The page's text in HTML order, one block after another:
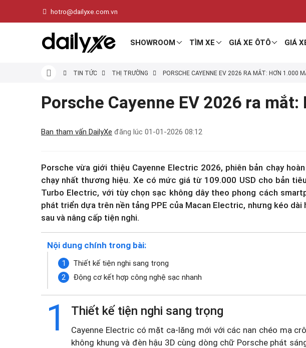
hotro@dailyxe.com.vn
SHOWROOM TÌM XE GIÁ XE ÔTÔ GIÁ
TIN TỨC THỊ TRƯỜNG PORSCHE CAYENNE EV 2026 RA MẮT: HƠN 1.000
Porsche Cayenne EV 2026 ra
Ban tham vấn DailyXe đăng lúc 01-01-2026 08:12
Porsche vừa giới thiệu Cayenne Electric 2026, phiên bản chạy
chạy nhất thương hiệu. Xe có mức giá từ 109.000 USD cho bản
Turbo Electric, với tùy chọn sạc không dây theo phong cách
phát triển dựa trên nền tảng PPE của Macan Electric, nhưng kéo dài
sau và nâng cấp tiện nghi.
Nội dung chính trong bài:
Thiết kế tiện nghi sang trọng
Động cơ kết hợp công nghệ sạc nhanh
1 Thiết kế tiện nghi sang trọng
Cayenne Electric có mặt ca-lăng mới với các nan chéo mạ
không khung và đèn hậu 3D cùng dòng chữ Porsche phát